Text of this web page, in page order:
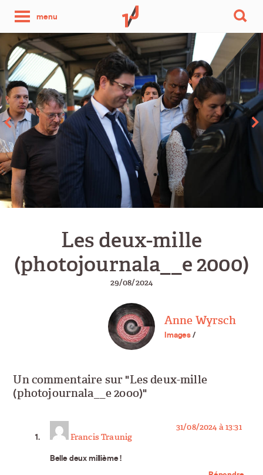
menu
photo
par
jour
Les deux-mille
(photojournala__e 2000)
29/08/2024
Anne Wyrsch
Images/
Un commentaire sur "Les deux-mille
(photojournala__e 2000)"
Francis Traunig
31/08/2024 à 13:31
Belle deux millième !